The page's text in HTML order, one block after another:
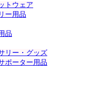
トウェア
ー用品
品
リー・グッズ
ポーター用品